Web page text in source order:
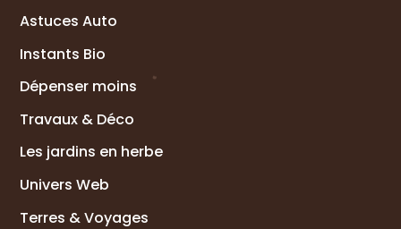
Astuces Auto
Instants Bio
Dépenser moins
Travaux & Déco
Les jardins en herbe
Univers Web
Terres & Voyages